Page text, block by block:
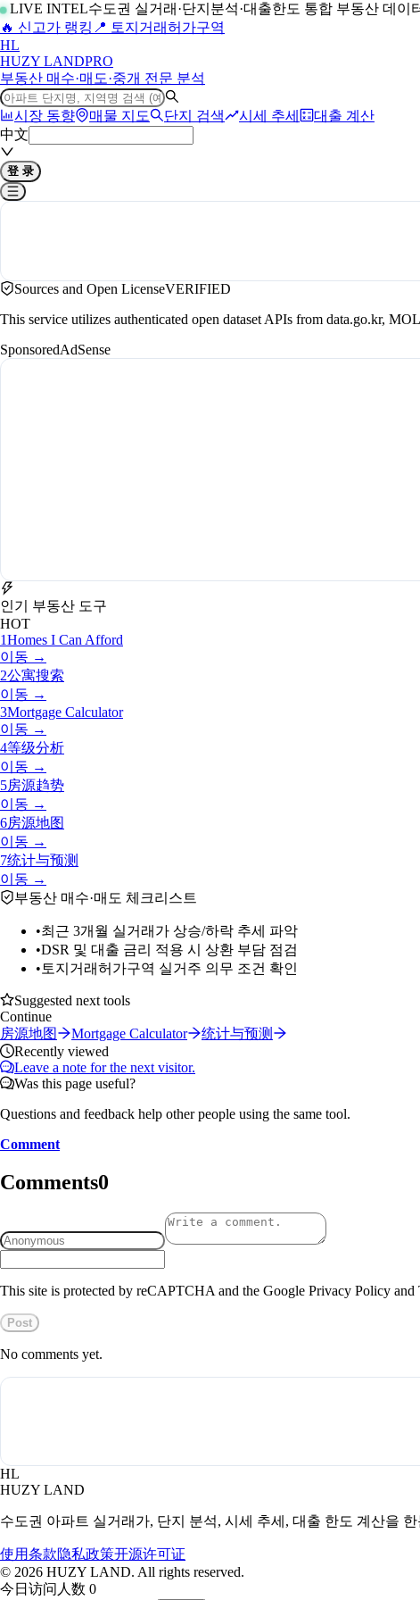
LIVE INTEL수도권 실거래·단지분석·대출한도 통합 부동산 데이
🔥 신고가 랭킹 📍 토지거래허가구역
HL
HUZY LANDPRO
부동산 매수·매도·중개 전문 분석
시장 동향 매물 지도 단지 검색 시세 추세
대출 계산
中文
登 录
Sources and Open LicenseVERIFIED
This service utilizes authenticated open dataset APIs from data.go.kr,
SponsoredAdSense
인기 부동산 도구
HOT
1Homes I Can Afford
이동 →
2公寓搜索
이동 →
3Mortgage Calculator
이동 →
4等级分析
이동 →
5房源趋势
이동 →
6房源地图
이동 →
7统计与预测
이동 →
부동산 매수·매도 체크리스트
•최근 3개월 실거래가 상승/하락 추세 파악
•DSR 및 대출 금리 적용 시 상환 부담 점검
• 토지거래허가구역 실거주 의무 조건 확인
Suggested next tools
Continue
房源地图
Mortgage Calculator
统计与预测
Recently viewed
Leave a note for the next visitor.
Was this page useful?
Questions and feedback help other people using the same tool.
Comment
Comments0
This site is protected by reCAPTCHA and the Google Privacy Policy and
Post
No comments yet.
HL
HUZY LAND
수도권 아파트 실거래가, 단지 분석, 시세 추세, 대출 한도 계산을
使用条款隐私政策开源许可证
© 2026 HUZY LAND. All rights reserved.
今日访问人数 0